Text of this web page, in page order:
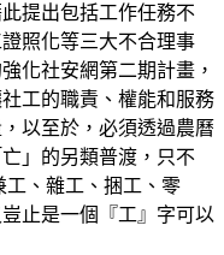
提出包括工作任務不
照化等三大不合理事
化社安網第二期計畫，
工的職責、權能和服務
以至於，必須透過農曆
」的另類普渡，只不
工、雜工、捆工、零
止是一個『工』字可以